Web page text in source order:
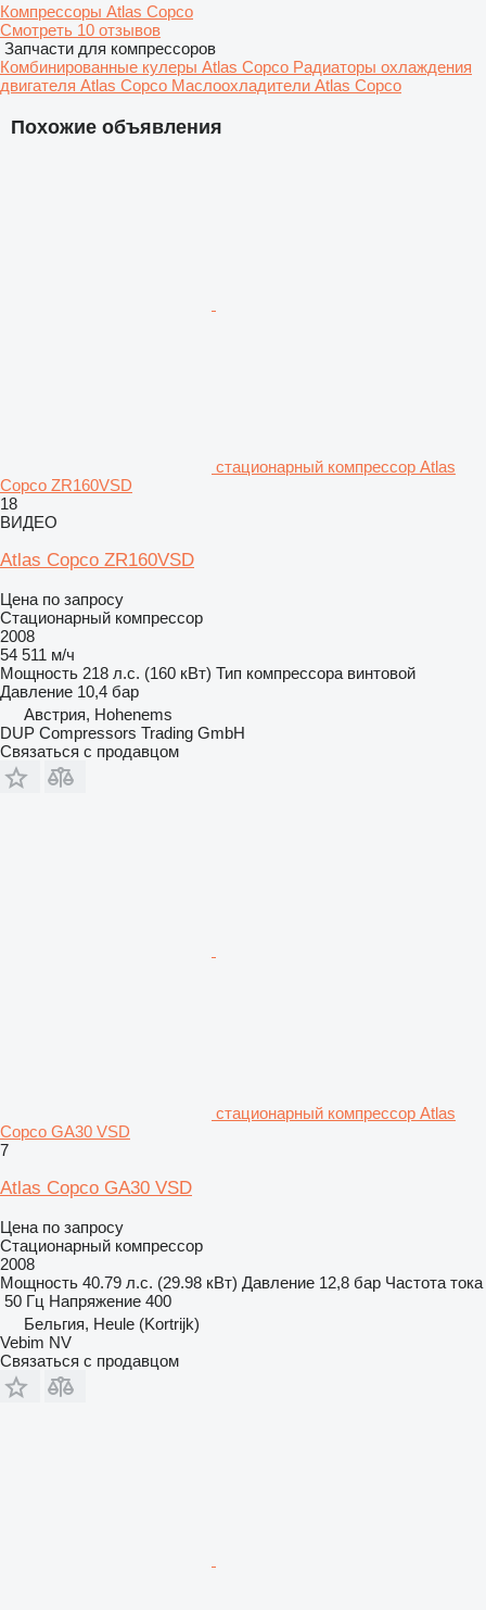
Похожие объявления
стационарный компрессор Atlas
Copco ZR160VSD
18
ВИДЕО
Atlas Copco ZR160VSD
Цена по запросу
Стационарный компрессор
2008
54 511 м/ч
Мощность 218 л.с. (160 кВт) Тип компрессора винтовой
Давление 10,4 бар
Австрия, Hohenems
DUP Compressors Trading GmbH
Связаться с продавцом
стационарный компрессор Atlas
Copco GA30 VSD
7
Atlas Copco GA30 VSD
Цена по запросу
Стационарный компрессор
2008
Мощность 40.79 л.с. (29.98 кВт) Давление 12,8 бар Частота тока
50 Гц Напряжение 400
Бельгия, Heule (Kortrijk)
Vebim NV
Связаться с продавцом
Компрессоры Atlas Copco
Смотреть 10 отзывов
Запчасти для компрессоров
Комбинированные кулеры Atlas Copco Радиаторы охлаждения
двигателя Atlas Copco Маслоохладители Atlas Copco